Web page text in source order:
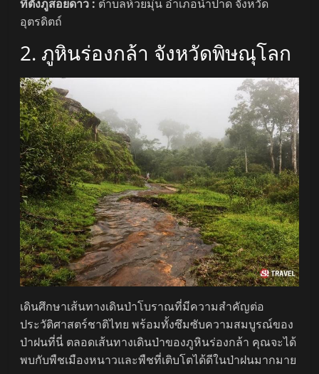
ที่ตั้งภูสอยดาว : ตำบลห้วยมุ่น อำเภอน้ำปาด จังหวัด
อุตรดิตถ์
2. ภูหินร่องกล้า จังหวัดพิษณุโลก
เดินศึกษาเส้นทางเดินป่าโบราณที่มีความสำคัญต่อ
ประวัติศาสตร์ชาติไทย พร้อมทั้งซึมซับความสมบูรณ์ของ
ป่าฝนที่นี่ ตลอดเส้นทางเดินป่าของภูหินร่องกล้า คุณจะได้
พบกับพืชเมืองหนาวและพืชที่เติบโตได้ดีในป่าฝนมากมาย